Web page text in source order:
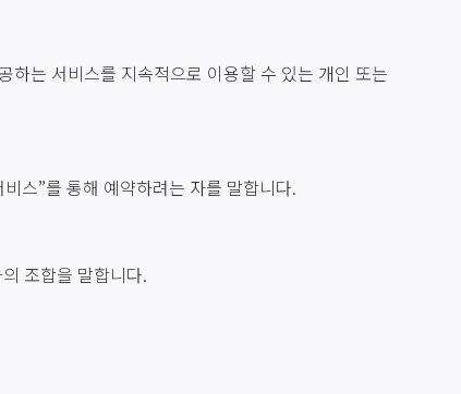
하는 서비스를 지속적으로 이용할 수 있는 개인 또는
스”를 통해 예약하려는 자를 말합니다.
조합을 말합니다.